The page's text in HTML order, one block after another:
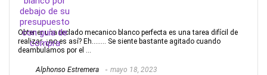
Obtener una teclado mecanico blanco perfecta es una tarea difícil de
realizar, ¿no es así? Eh…….. Se siente bastante agitado cuando
deambulamos por el ...
Alphonso Estremera mayo 18, 2023